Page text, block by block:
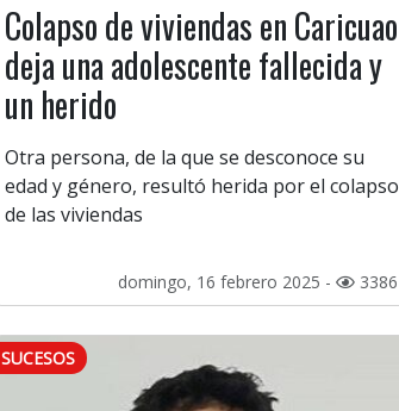
Colapso de viviendas en Caricuao
deja una adolescente fallecida y
un herido
Otra persona, de la que se desconoce su
edad y género, resultó herida por el colapso
de las viviendas
domingo, 16 febrero 2025 - 3386
SUCESOS